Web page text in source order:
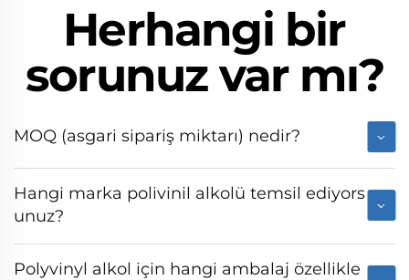
Herhangi bir
sorunuz var mı?
MOQ (asgari sipariş miktarı) nedir?
Hangi marka polivinil alkolü temsil ediyors
unuz?
Polyvinyl alkol için hangi ambalaj özellikle